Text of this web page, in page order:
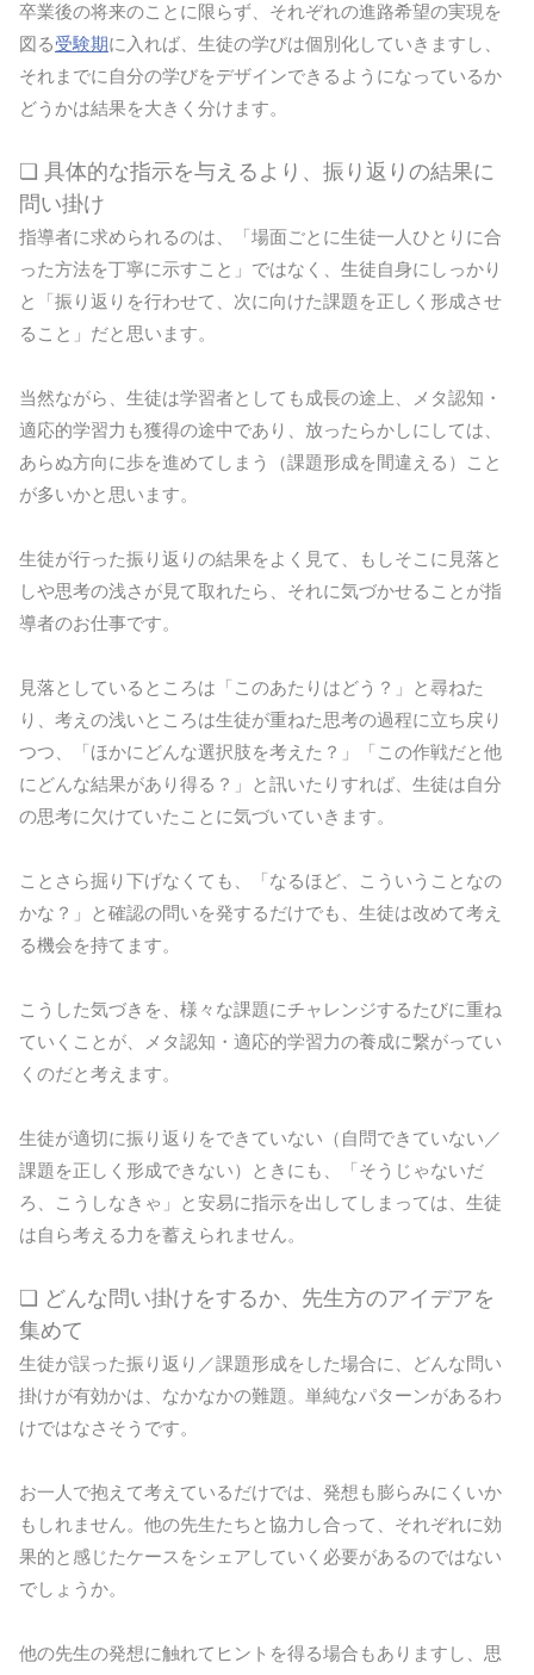
卒業後の将来のことに限らず、それぞれの進路希望の実現を
図る受験期に入れば、生徒の学びは個別化していきますし、
それまでに自分の学びをデザインできるようになっているか
どうかは結果を大きく分けます。
❏ 具体的な指示を与えるより、振り返りの結果に
問い掛け
指導者に求められるのは、「場面ごとに生徒一人ひとりに合
った方法を丁寧に示すこと」ではなく、生徒自身にしっかり
と「振り返りを行わせて、次に向けた課題を正しく形成させ
ること」だと思います。
当然ながら、生徒は学習者としても成長の途上、メタ認知・
適応的学習力も獲得の途中であり、放ったらかしにしては、
あらぬ方向に歩を進めてしまう（課題形成を間違える）こと
が多いかと思います。
生徒が行った振り返りの結果をよく見て、もしそこに見落と
しや思考の浅さが見て取れたら、それに気づかせることが指
導者のお仕事です。
見落としているところは「このあたりはどう？」と尋ねた
り、考えの浅いところは生徒が重ねた思考の過程に立ち戻り
つつ、「ほかにどんな選択肢を考えた？」「この作戦だと他
にどんな結果があり得る？」と訊いたりすれば、生徒は自分
の思考に欠けていたことに気づいていきます。
ことさら掘り下げなくても、「なるほど、こういうことなの
かな？」と確認の問いを発するだけでも、生徒は改めて考え
る機会を持てます。
こうした気づきを、様々な課題にチャレンジするたびに重ね
ていくことが、メタ認知・適応的学習力の養成に繋がってい
くのだと考えます。
生徒が適切に振り返りをできていない（自問できていない／
課題を正しく形成できない）ときにも、「そうじゃないだ
ろ、こうしなきゃ」と安易に指示を出してしまっては、生徒
は自ら考える力を蓄えられません。
❏ どんな問い掛けをするか、先生方のアイデアを
集めて
生徒が誤った振り返り／課題形成をした場合に、どんな問い
掛けが有効かは、なかなかの難題。単純なパターンがあるわ
けではなさそうです。
お一人で抱えて考えているだけでは、発想も膨らみにくいか
もしれません。他の先生たちと協力し合って、それぞれに効
果的と感じたケースをシェアしていく必要があるのではない
でしょうか。
他の先生の発想に触れてヒントを得る場合もありますし、思